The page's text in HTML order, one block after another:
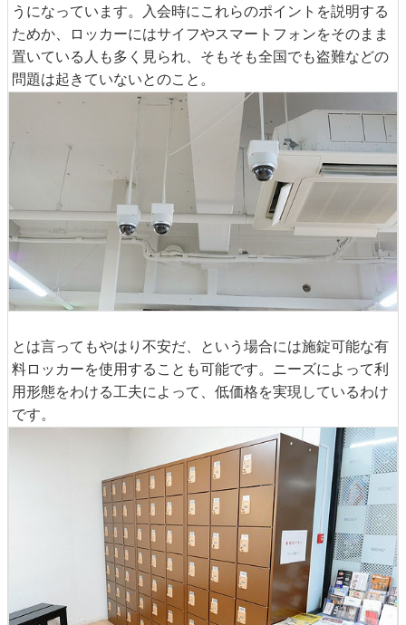
うになっています。入会時にこれらのポイントを説明する
ためか、ロッカーにはサイフやスマートフォンをそのまま
置いている人も多く見られ、そもそも全国でも盗難などの
問題は起きていないとのこと。
とは言ってもやはり不安だ、という場合には施錠可能な有
料ロッカーを使用することも可能です。ニーズによって利
用形態をわける工夫によって、低価格を実現しているわけ
です。